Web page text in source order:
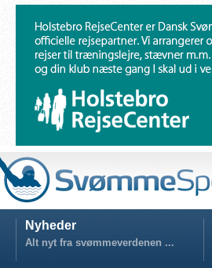
Nyheder
Alt nyt fra svømmeverdenen ...